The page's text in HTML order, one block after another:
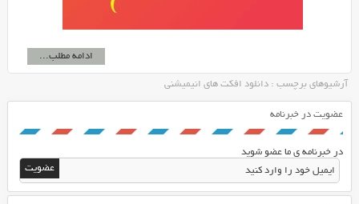
ادامه مطلب...
آرشیوهای برچسب : دانلود افکت های انیمیشنی
عضویت در خبرنامه
در خبرنامه ی ما عضو شوید